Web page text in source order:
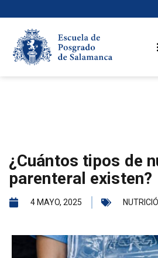
¿Cuántos tipos de
parenteral existen?
4 MAYO, 2025